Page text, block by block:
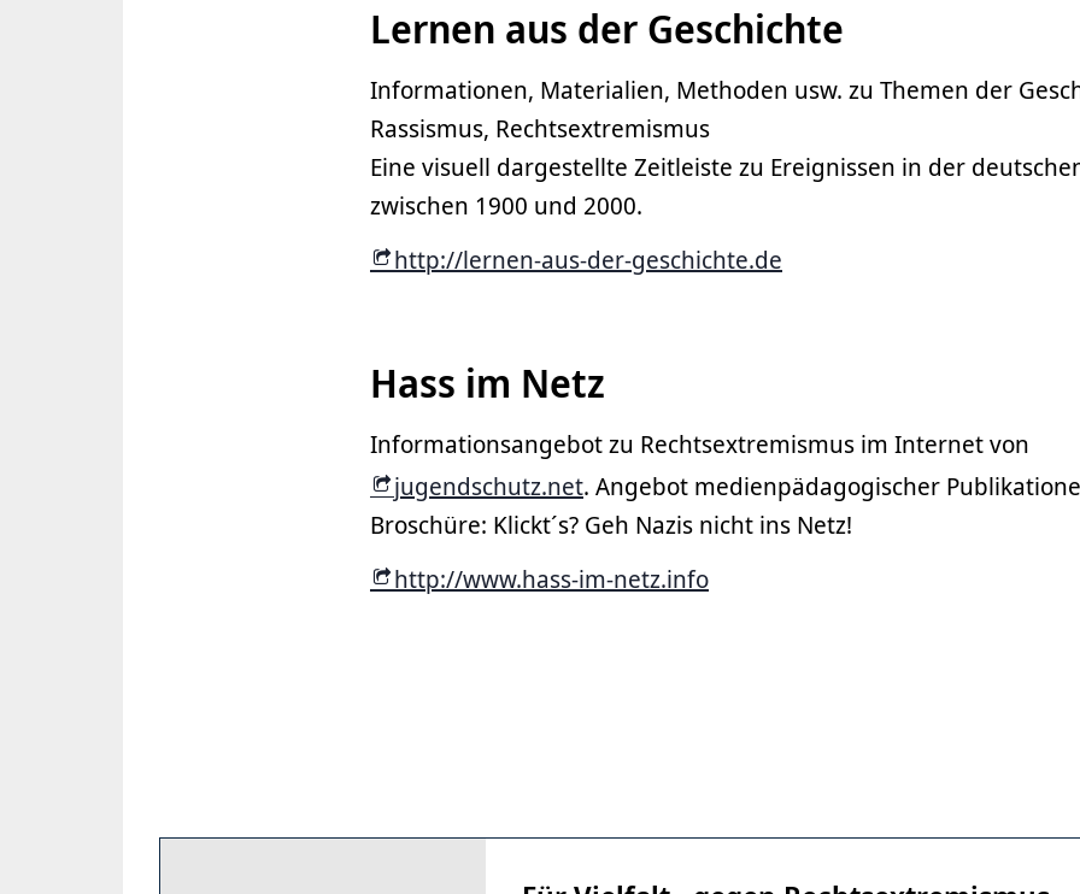
Lernen aus der Geschichte
Informationen, Materialien, Methoden usw. zu Themen der
Rassismus, Rechtsextremismus
Eine visuell dargestellte Zeitleiste zu Ereignissen in der
zwischen 1900 und 2000.
http://lernen-aus-der-geschichte.de
Hass im Netz
Informationsangebot zu Rechtsextremismus im Internet von
jugendschutz.net. Angebot medienpädagogischer
Broschüre: Klickt´s? Geh Nazis nicht ins Netz!
http://www.hass-im-netz.info